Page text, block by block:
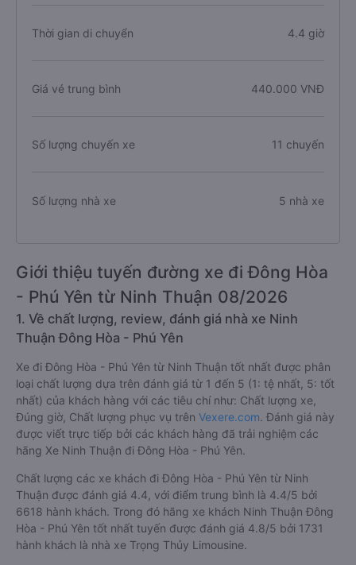
Thời gian di chuyển 4.4 giờ
Giá vé trung bình 440.000 VNĐ
Số lượng chuyến xe 11 chuyến
Số lượng nhà xe 5 nhà xe
Giới thiệu tuyến đường xe đi Đông Hòa
- Phú Yên từ Ninh Thuận 08/2026
1. Về chất lượng, review, đánh giá nhà xe Ninh
Thuận Đông Hòa - Phú Yên
Xe đi Đông Hòa - Phú Yên từ Ninh Thuận tốt nhất được phân
loại chất lượng dựa trên đánh giá từ 1 đến 5 (1: tệ nhất, 5: tốt
nhất) của khách hàng với các tiêu chí như: Chất lượng xe,
Đúng giờ, Chất lượng phục vụ trên Vexere.com. Đánh giá này
được viết trực tiếp bởi các khách hàng đã trải nghiệm các
hãng Xe Ninh Thuận đi Đông Hòa - Phú Yên.
Chất lượng các xe khách đi Đông Hòa - Phú Yên từ Ninh
Thuận được đánh giá 4.4, với điểm trung bình là 4.4/5 bởi
6618 hành khách. Trong đó hãng xe khách Ninh Thuận Đông
Hòa - Phú Yên tốt nhất tuyến được đánh giá 4.8/5 bởi 1731
hành khách là nhà xe Trọng Thủy Limousine.